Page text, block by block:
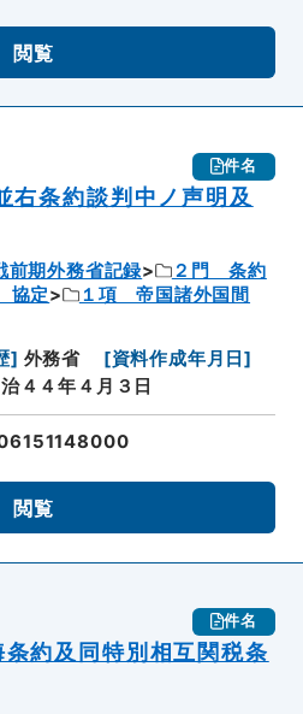
閲覧
件名
右条約談判中ノ声明及
前期外務省記録
２門 条約
協定
１項 帝国諸外国間
] 外務省 [資料作成年月日]
４４年４月３日
閲覧
件名
約及同特別相互関税条